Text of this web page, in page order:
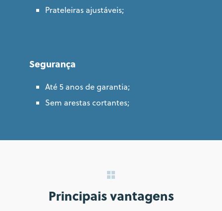
Prateleiras ajustáveis;
Segurança
Até 5 anos de garantia;
Sem arestas cortantes;
Principais vantagens